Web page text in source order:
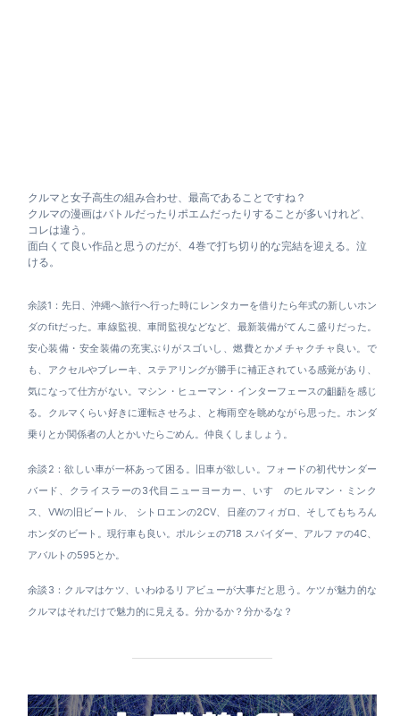
クルマと女子高生の組み合わせ、最高であることですね？
クルマの漫画はバトルだったりポエムだったりすることが多いけれど、
コレは違う。
面白くて良い作品と思うのだが、4巻で打ち切り的な完結を迎える。泣
ける。
余談1：先日、沖縄へ旅行へ行った時にレンタカーを借りたら年式の新しいホン
ダのfitだった。車線監視、車間監視などなど、最新装備がてんこ盛りだった。
安心装備・安全装備の充実ぶりがスゴいし、燃費とかメチャクチャ良い。で
も、アクセルやブレーキ、ステアリングが勝手に補正されている感覚があり、
気になって仕方がない。マシン・ヒューマン・インターフェースの齟齬を感じ
る。クルマくらい好きに運転させろよ、と梅雨空を眺めながら思った。ホンダ
乗りとか関係者の人とかいたらごめん。仲良くしましょう。
余談2：欲しい車が一杯あって困る。旧車が欲しい。フォードの初代サンダー
バード、クライスラーの3代目ニューヨーカー、いすゞのヒルマン・ミンク
ス、VWの旧ビートル、 シトロエンの2CV、日産のフィガロ、そしてもちろん
ホンダのビート。現行車も良い。ポルシェの718 スパイダー、アルファの4C、
アバルトの595とか。
余談3：クルマはケツ、いわゆるリアビューが大事だと思う。ケツが魅力的な
クルマはそれだけで魅力的に見える。分かるか？分かるな？